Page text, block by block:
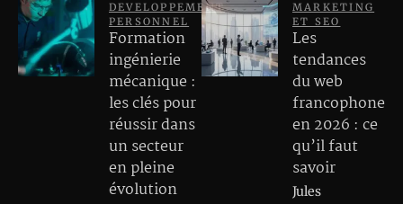
DEVELOPPEMENT
PERSONNEL
Formation
ingénierie
mécanique :
les clés pour
réussir dans
un secteur
en pleine
évolution
MARKETING
ET SEO
Les
tendances
du web
francophone
en 2026 : ce
qu’il faut
savoir
Jules